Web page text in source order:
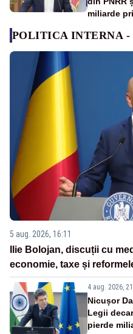
miliarde
POLITICA INTERNA
5 aug. 2026, 16:11
Ilie Bolojan, discuții cu
economie, taxe și
4 aug. 2026,
Nicușor
Legii
pierde